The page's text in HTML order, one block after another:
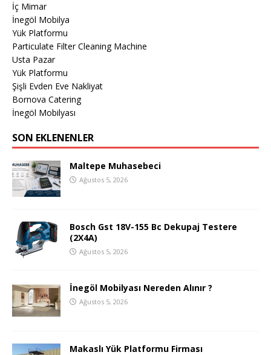
İç Mimar
İnegöl Mobilya
Yük Platformu
Particulate Filter Cleaning Machine
Usta Pazar
Yük Platformu
Şişli Evden Eve Nakliyat
Bornova Catering
İnegöl Mobilyası
SON EKLENENLER
Maltepe Muhasebeci
Ağustos 5, 2026
Bosch Gst 18V-155 Bc Dekupaj Testere
(2X4A)
Ağustos 5, 2026
İnegöl Mobilyası Nereden Alınır ?
Ağustos 5, 2026
Makaslı Yük Platformu Firması